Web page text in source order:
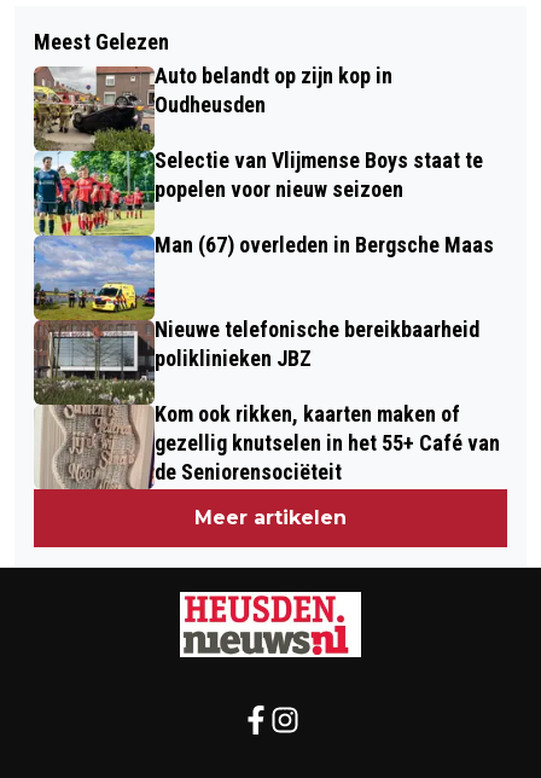
WALEUK BLIJFT ONDANKS
AFSLUITING BRUG DRONGELENS
KANAAL GOED BEREIKBAAR
ZATERMIDDAG DORPSWANDELING
DOOR DRUNEN-WEST
Meest Gelezen
Auto belandt op zijn kop in
Oudheusden
Selectie van Vlijmense Boys staat te
popelen voor nieuw seizoen
Man (67) overleden in Bergsche Maas
Nieuwe telefonische bereikbaarheid
poliklinieken JBZ
Kom ook rikken, kaarten maken of
gezellig knutselen in het 55+ Café van
de Seniorensociëteit
Meer artikelen